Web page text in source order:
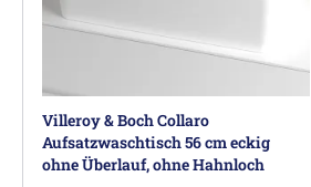
Villeroy & Boch Collaro
Aufsatzwaschtisch 56 cm eckig
ohne Überlauf, ohne Hahnloch